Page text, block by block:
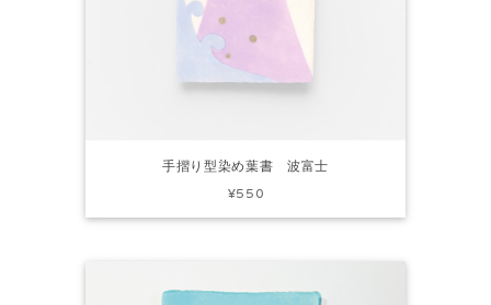
手摺り型染め葉書 波富士
¥550